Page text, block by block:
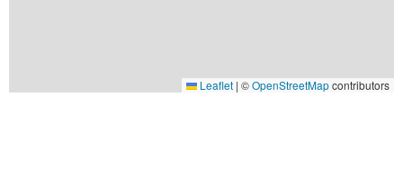
Leaflet | ©OpenStreetMapcontributors